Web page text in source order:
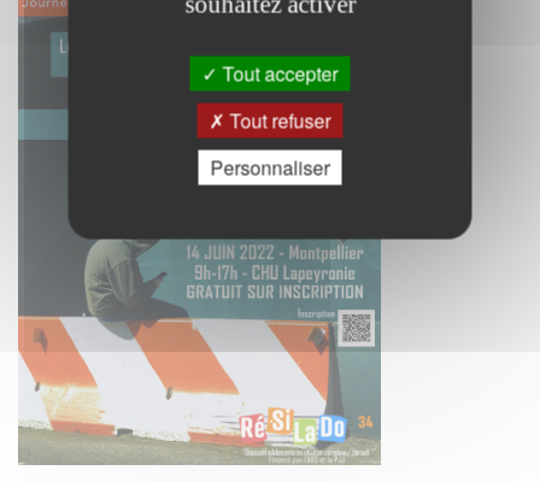
Tout accepter
Tout refuser
Personnaliser